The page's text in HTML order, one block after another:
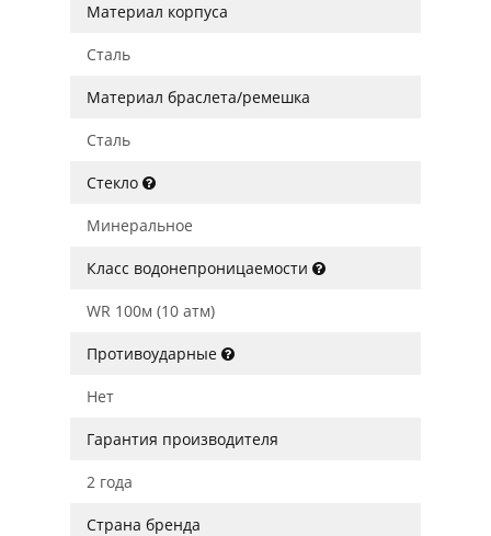
Материал корпуса
Сталь
Материал браслета/ремешка
Сталь
Стекло
Минеральное
Класс водонепроницаемости
WR 100м (10 атм)
Противоударные
Нет
Гарантия производителя
2 года
Страна бренда